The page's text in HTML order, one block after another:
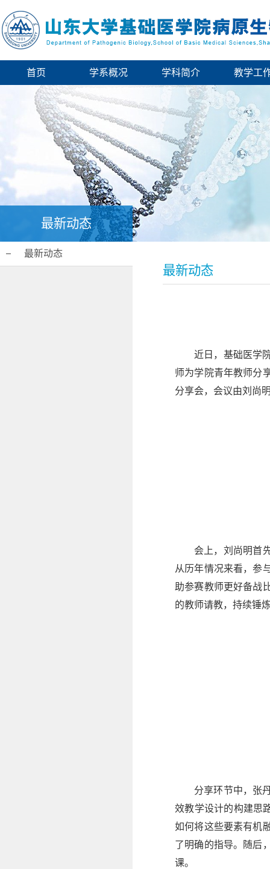
首页 学系概况 学科简介 教学工
最新动态
最新动态
最新动态
近日，基础医学
师为学院青年教师分
分享会，会议由刘尚
会上，刘尚明首
从历年情况来看，参
助参赛教师更好备战
的教师请教，持续锤
分享环节中，张
效教学设计的构建思
如何将这些要素有机
了明确的指导。随后
课。